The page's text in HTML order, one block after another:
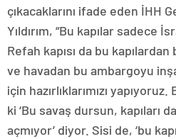
çıkacaklarını ifade eden İHH
Yıldırım, “Bu kapılar sadece
Refah kapısı da bu
ve havadan bu ambargoyu
için hazırlıklarımızı
ki ‘Bu savaş dursun, kapıları
açmıyor’ diyor. Sisi de, ‘bu